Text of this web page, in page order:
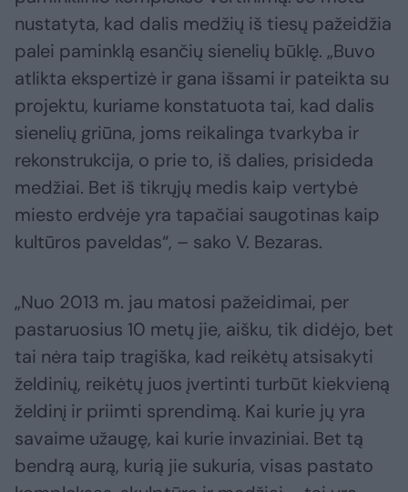
nustatyta, kad dalis medžių iš tiesų pažeidžia
palei paminklą esančių sienelių būklę. „Buvo
atlikta ekspertizė ir gana išsami ir pateikta su
projektu, kuriame konstatuota tai, kad dalis
sienelių griūna, joms reikalinga tvarkyba ir
rekonstrukcija, o prie to, iš dalies, prisideda
medžiai. Bet iš tikrųjų medis kaip vertybė
miesto erdvėje yra tapačiai saugotinas kaip
kultūros paveldas“, – sako V. Bezaras.
„Nuo 2013 m. jau matosi pažeidimai, per
pastaruosius 10 metų jie, aišku, tik didėjo, bet
tai nėra taip tragiška, kad reikėtų atsisakyti
želdinių, reikėtų juos įvertinti turbūt kiekvieną
želdinį ir priimti sprendimą. Kai kurie jų yra
savaime užaugę, kai kurie invaziniai. Bet tą
bendrą aurą, kurią jie sukuria, visas pastato